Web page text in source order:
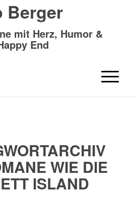
Berger
mit Herz, Humor &
End
WIE DIE
ISLAND